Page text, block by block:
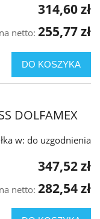
314,60 zł
netto: 255,77 zł
DO KOSZYKA
DOLFAMEX
w: do uzgodnienia
347,52 zł
netto: 282,54 zł